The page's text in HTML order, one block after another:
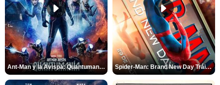
Ant-Man y la Avispa: Quantumanía Tráiler (2) Spider-Man: Brand New Day Tráiler (3)